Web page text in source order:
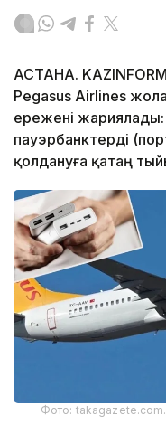
АСТАНА.
Pegasus Airlines
ережені
пауэрбанктерді
қолдануға қатаң
Фото: